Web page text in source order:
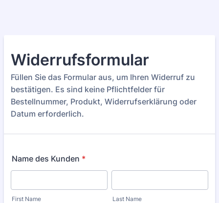
Widerrufsformular
Füllen Sie das Formular aus, um Ihren Widerruf zu
bestätigen. Es sind keine Pflichtfelder für
Bestellnummer, Produkt, Widerrufserklärung oder
Datum erforderlich.
Name des Kunden *
First Name Last Name